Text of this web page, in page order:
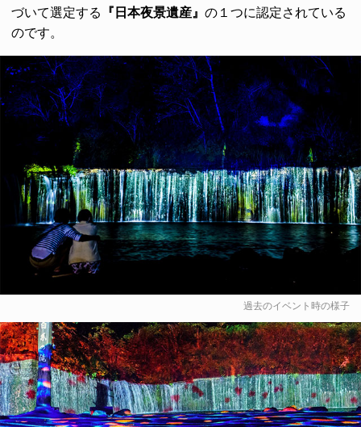
づいて選定する 『日本夜景遺産』 の１つに認定されている
のです。
過去のイベント時の様子